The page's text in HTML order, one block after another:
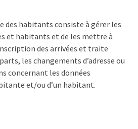
des habitants consiste à gérer les
et habitants et de les mettre à
des arrivées et traite
les changements d’adresse ou
concernant les données
et/ou d’un habitant.